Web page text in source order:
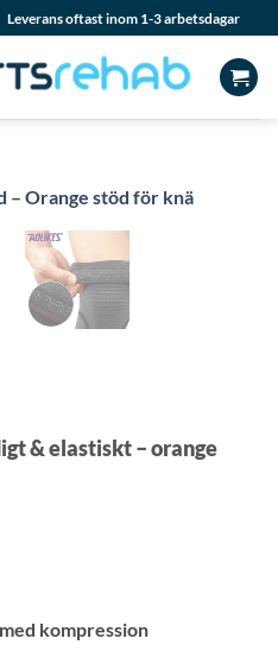
Leverans oftast inom 1-3 arbetsdagar
& elastiskt – orange
kompression